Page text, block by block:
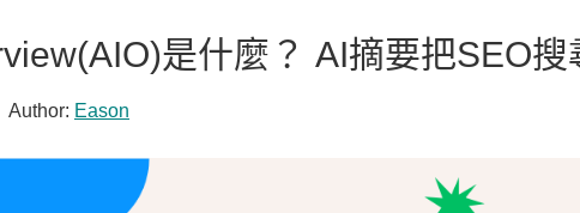
是什麼？ AI摘要把SEO
Author: Eason